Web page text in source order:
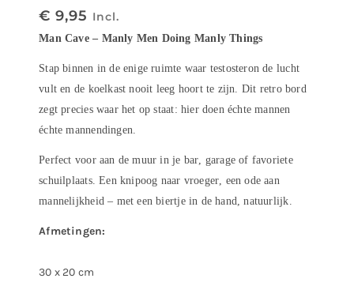
€ 9,95 Incl.
Man Cave – Manly Men Doing Manly Things
Stap binnen in de enige ruimte waar testosteron de lucht
vult en de koelkast nooit leeg hoort te zijn. Dit retro bord
zegt precies waar het op staat: hier doen échte mannen
échte mannendingen.
Perfect voor aan de muur in je bar, garage of favoriete
schuilplaats. Een knipoog naar vroeger, een ode aan
mannelijkheid – met een biertje in de hand, natuurlijk.
Afmetingen:
30 x 20 cm